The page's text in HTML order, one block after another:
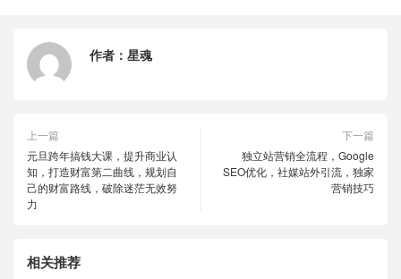
作者： 星魂
上一篇
元旦跨年搞钱大课，提升商业认
知，打造财富第二曲线，规划自
己的财富路线，破除迷茫无效努
力
下一篇
独立站营销全流程，Google
SEO优化，社媒站外引流，独家
营销技巧
相关推荐